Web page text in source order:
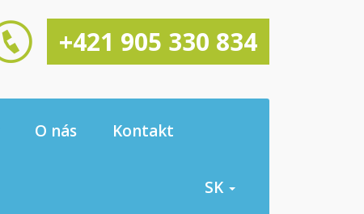
+421 905 330 834
O nás Kontakt
SK